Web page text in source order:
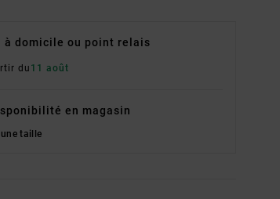
à domicile ou point relais
du 11 août
en magasin
taille